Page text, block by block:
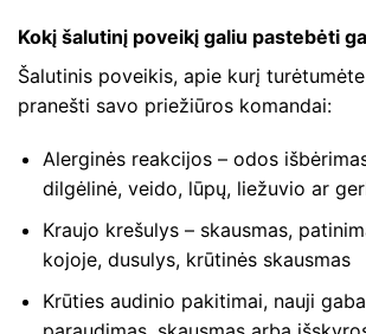
Kokį šalutinį poveikį galiu pastebėti
Šalutinis poveikis, apie kurį
pranešti savo priežiūros komandai:
Alerginės reakcijos – odos
dilgėlinė, veido, lūpų, liežuvio ar
Kraujo krešulys – skausmas,
kojoje, dusulys, krūtinės skausmas
Krūties audinio pakitimai, nauji